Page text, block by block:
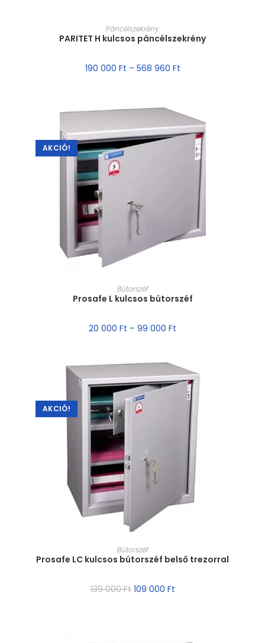
MÉRET VÁLASZTÁSA
Páncélszekrény
PARITET H kulcsos páncélszekrény
190 000 Ft – 568 960 Ft
AKCIÓ!
MÉRET VÁLASZTÁSA
Bútorszéf
Prosafe L kulcsos bútorszéf
20 000 Ft – 99 000 Ft
AKCIÓ!
MÉRET VÁLASZTÁSA
Bútorszéf
Prosafe LC kulcsos bútorszéf belső trezorral
139 000Ft 109 000 Ft